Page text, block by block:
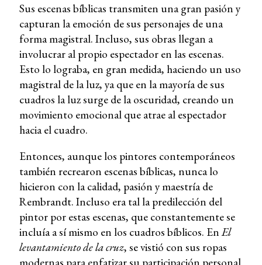
Sus escenas bíblicas transmiten una gran pasión y
capturan la emoción de sus personajes de una
forma magistral. Incluso, sus obras llegan a
involucrar al propio espectador en las escenas.
Esto lo lograba, en gran medida, haciendo un uso
magistral de la luz, ya que en la mayoría de sus
cuadros la luz surge de la oscuridad, creando un
movimiento emocional que atrae al espectador
hacia el cuadro.
Entonces, aunque los pintores contemporáneos
también recrearon escenas bíblicas, nunca lo
hicieron con la calidad, pasión y maestría de
Rembrandt. Incluso era tal la predilección del
pintor por estas escenas, que constantemente se
incluía a sí mismo en los cuadros bíblicos. EnEl
levantamiento de la cruz, se vistió con sus ropas